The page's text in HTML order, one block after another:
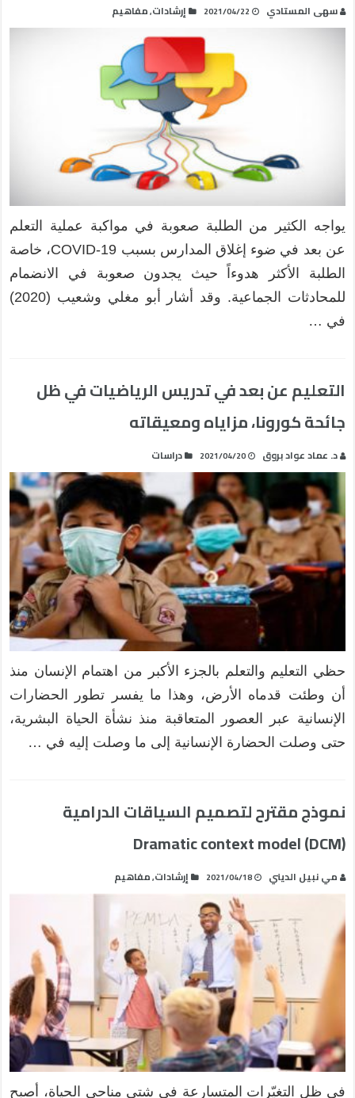
سهى المستادي 2021/04/22 إرشادات,مفاهيم
يواجه الكثير من الطلبة صعوبة في مواكبة عملية التعلم
عن بعد في ضوء إغلاق المدارس بسبب COVID-19، خاصة
الطلبة الأكثر هدوءاً حيث يجدون صعوبة في الانضمام
للمحادثات الجماعية. وقد أشار أبو مغلي وشعيب (2020)
في …
التعليم عن بعد في تدريس الرياضيات في ظل
جائحة كورونا، مزاياه ومعيقاته
د. عماد عواد بروق 2021/04/20 دراسات
حظي التعليم والتعلم بالجزء الأكبر من اهتمام الإنسان منذ
أن وطئت قدماه الأرض، وهذا ما يفسر تطور الحضارات
الإنسانية عبر العصور المتعاقبة منذ نشأة الحياة البشرية،
حتى وصلت الحضارة الإنسانية إلى ما وصلت إليه في …
نموذج مقترح لتصميم السياقات الدرامية
Dramatic context model (DCM)
مي نبيل الديني 2021/04/18 إرشادات,مفاهيم
في ظل التغيّرات المتسارعة في شتى مناحي الحياة، أصبح